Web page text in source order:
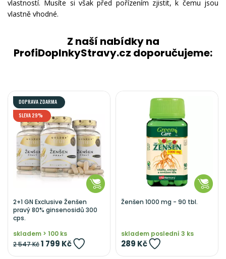
vlastností. Musíte si však před pořízením zjistit, k čemu jsou
vlastně vhodné.
Z naší nabídky na
ProfiDoplnkyStravy.cz doporučujeme:
DOPRAVA ZDARMA
SLEVA 29%
2+1 GN Exclusive Ženšen
pravý 80% ginsenosidů 300
cps.
skladem > 100 ks
2 547 Kč1 799 Kč
Ženšen 1000 mg - 90 tbl.
skladem poslední 3 ks
289 Kč